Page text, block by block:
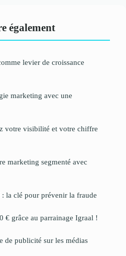
également
levier de croissance
marketing avec une
votre visibilité et votre chiffre
marketing segmenté avec
la clé pour prévenir la fraude
€ grâce au parrainage Igraal !
de publicité sur les médias